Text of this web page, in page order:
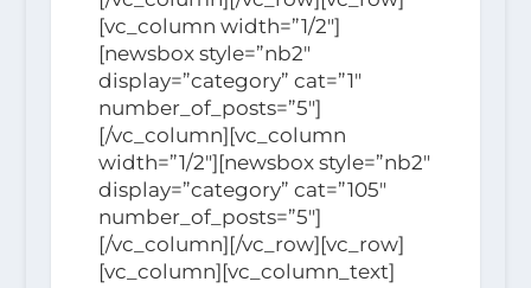
[vc_column width=”1/2″]
[newsbox style=”nb2″
display=”category” cat=”1″
number_of_posts=”5″]
[/vc_column][vc_column
width=”1/2″][newsbox style=”nb2″
display=”category” cat=”105″
number_of_posts=”5″]
[/vc_column][/vc_row][vc_row]
[vc_column][vc_column_text]